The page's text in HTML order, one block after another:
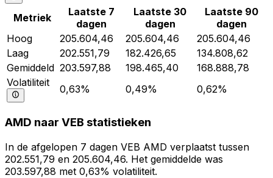
Metriek
Laatste 7
dagen
Laatste 30
dagen
Laatste 90
dagen
Hoog
205.604,46 205.604,46
205.604,46
Laag
202.551,79 182.426,65
134.808,62
Gemiddeld 203.597,88 198.465,40
168.888,78
Volatiliteit
0,63% 0,49% 0,62%
AMD naar VEB statistieken
In de afgelopen 7 dagen VEB AMD verplaatst tussen
202.551,79 en 205.604,46. Het gemiddelde was
203.597,88 met 0,63% volatiliteit.